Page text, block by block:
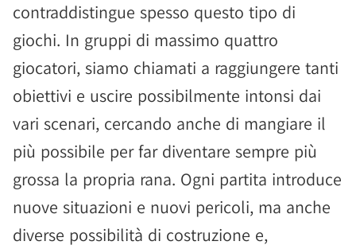
contraddistingue spesso questo tipo di
giochi. In gruppi di massimo quattro
giocatori, siamo chiamati a raggiungere tanti
obiettivi e uscire possibilmente intonsi dai
vari scenari, cercando anche di mangiare il
più possibile per far diventare sempre più
grossa la propria rana. Ogni partita introduce
nuove situazioni e nuovi pericoli, ma anche
diverse possibilità di costruzione e,